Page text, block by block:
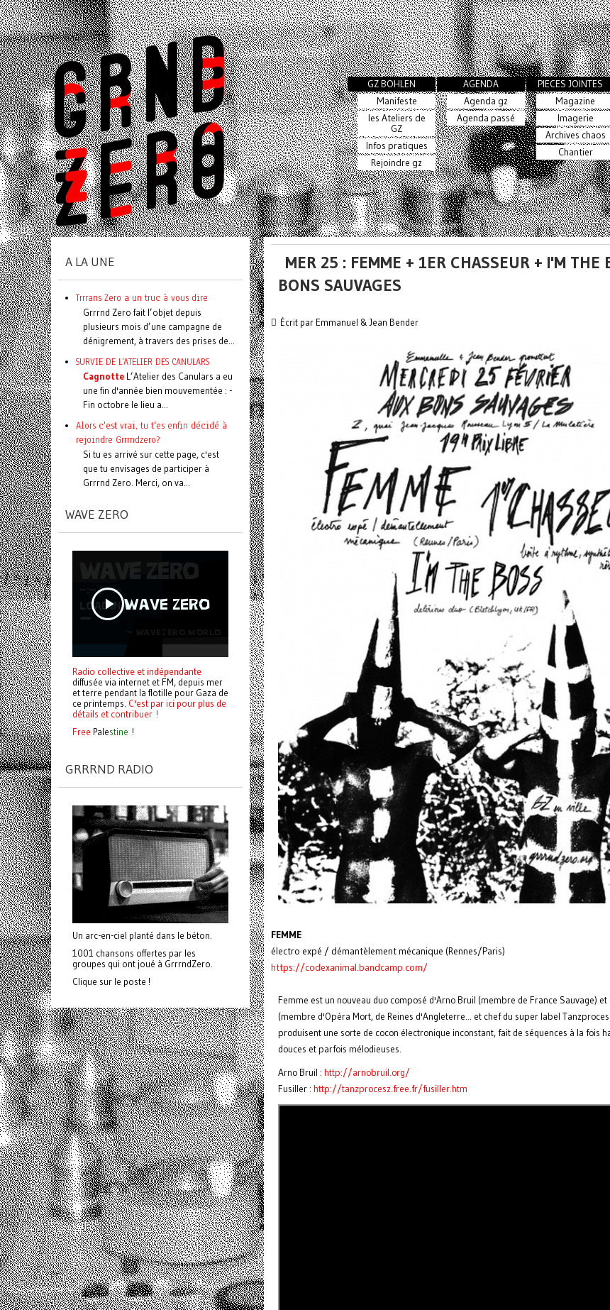
GZ BOHLEN
Manifeste
les Ateliers de
GZ
Infos pratiques
Rejoindre gz
AGENDA
Agenda gz
Agenda passé
PIECES JOINTES
Magazine
Imagerie
Archives chaos
Chantier
MER 25 : FEMME + 1ER CHASSEUR + I'M THE
BONS SAUVAGES
Écrit par Emmanuel & Jean Bender
FEMME
électro expé / démantèlement mécanique (Rennes/Paris)
https://codexanimal.bandcamp.com/
Femme est un nouveau duo composé d'Arno Bruil (membre de France Sauvage) et
(membre d'Opéra Mort, de Reines d'Angleterre... et chef du super label
produisent une sorte de cocon électronique inconstant, fait de séquences à la fois
douces et parfois mélodieuses.
Arno Bruil : http://arnobruil.org/
Fusiller : http://tanzprocesz.free.fr/fusiller.htm
A LA UNE
Trrrans Zero a un truc à vous dire
Grrrnd Zero fait l’objet depuis
plusieurs mois d’une campagne de
dénigrement, à travers des prises de...
SURVIE DE L'ATELIER DES CANULARS
Cagnotte L’Atelier des Canulars a eu
une fin d'année bien mouvementée : -
Fin octobre le lieu a...
Alors c'est vrai, tu t'es enfin décidé à
rejoindre Grrrndzero?
Si tu es arrivé sur cette page, c'est
que tu envisages de participer à
Grrrnd Zero. Merci, on va...
WAVE ZERO
Radio collective et indépendante
diffusée via internet et FM, depuis mer
et terre pendant la flotille pour Gaza de
ce printemps. C'est par ici pour plus de
détails et contribuer !
Free Palestine !
GRRRND RADIO
Un arc-en-ciel planté dans le béton.
1001 chansons offertes par les
groupes qui ont joué à GrrrndZero.
Clique sur le poste !